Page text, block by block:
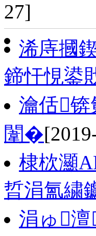
27]
浠庤摑
鍗忓悓鍙
瀹佸锛
闈�
棣栨灦
晢涓氳繍
涓ゅ澶